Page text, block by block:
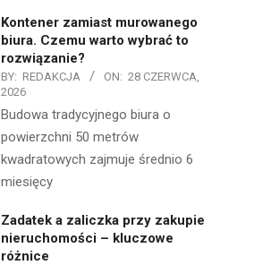
Kontener zamiast murowanego
biura. Czemu warto wybrać to
rozwiązanie?
BY: REDAKCJA ON: 28 CZERWCA,
2026
Budowa tradycyjnego biura o
powierzchni 50 metrów
kwadratowych zajmuje średnio 6
miesięcy
Zadatek a zaliczka przy zakupie
nieruchomości – kluczowe
różnice